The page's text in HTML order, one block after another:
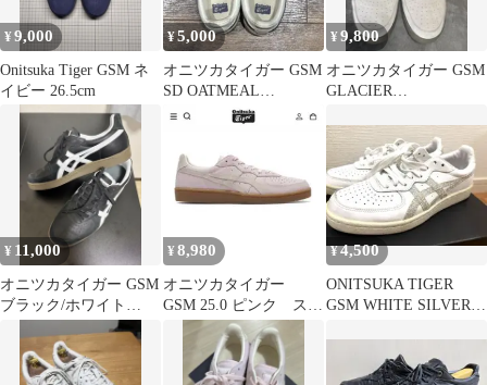
¥9,000
Onitsuka Tiger GSM ネ
イビー 26.5cm
¥5,000
オニツカタイガー GSM
SD OATMEAL
PEACOAT レザー 23cm
¥9,800
オニツカタイガー GSM
GLACIER
¥ 11,000
オニツカタイガー GSM
ブラック/ホワイト
¥ 8,980
オニツカタイガー
GSM 25.0 ピンク スニ
¥4,500
ONITSUKA TIGER
GSM WHITE SILVER